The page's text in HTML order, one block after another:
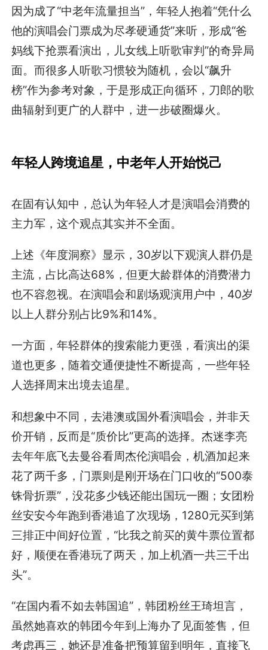
因为成了“中老年流量担当”，年轻人抱着“凭什么
他的演唱会门票成为尽孝硬通货”来听，形成“爸
妈线下抢票看演出，儿女线上听歌审判”的奇异局
面。而很多人听歌习惯较为随机，会以“飙升
榜”作为参考对象，于是形成正向循环，刀郎的歌
曲辐射到更广的人群中，进一步破圈爆火。
年轻人跨境追星，中老年人开始悦己
在固有认知中，总认为年轻人才是演唱会消费的
主力军，这个观点其实并不全面。
上述《年度洞察》显示，30岁以下观演人群仍是
主流，占比高达68%，但更大龄群体的消费潜力
也不容忽视。在演唱会和剧场观演用户中，40岁
以上人群分别占比9%和14%。
一方面，年轻群体的搜索能力更强，看演出的渠
道也更多，随着交通便捷性不断提高，一些年轻
人选择周末出境去追星。
和想象中不同，去港澳或国外看演唱会，并非天
价开销，反而是“质价比”更高的选择。杰迷李亮
去年年底飞去曼谷看周杰伦演唱会，机酒加起来
花了两千多，门票则是刚开场在门口收的“500泰
铢骨折票”，没花多少钱还能出国玩一圈；女团粉
丝安安今年跑到香港追了次现场，1280元买到第
三排正中间好位置，“比我之前买的黄牛票位置都
好，顺便在香港玩了两天，加上机酒一共三千出
头”。
“在国内看不如去韩国追”，韩团粉丝王琦坦言，
虽然她喜欢的韩团今年到上海办了见面签售，但
考虑再三，她还是准备把预算留到明年，直接飞